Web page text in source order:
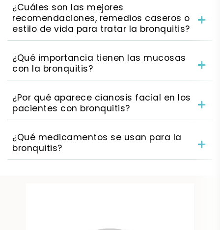
¿Cuáles son las mejores
recomendaciones, remedios caseros o
estilo de vida para tratar la bronquitis?
¿Qué importancia tienen las mucosas
con la bronquitis?
¿Por qué aparece cianosis facial en los
pacientes con bronquitis?
¿Qué medicamentos se usan para la
bronquitis?